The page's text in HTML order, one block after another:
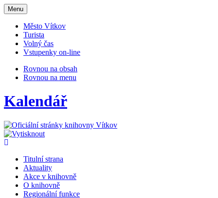
Otevřit
navigaci
Menu
Město Vítkov
Turista
Volný čas
Vstupenky on-line
Rovnou na obsah
Rovnou na menu
Kalendář
Titulní strana
Aktuality
Akce v knihovně
O knihovně
Regionální funkce